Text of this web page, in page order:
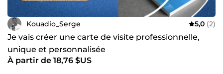
Kouadio_Serge 5,0 (2)
Je vais créer une carte de visite professionnelle,
unique et personnalisée
À partir de 18,76 $US